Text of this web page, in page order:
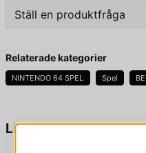
Liknande produkter
Ställ en produktfråga
Fråga oss något om
Namn
Relaterade kategorier
NINTENDO 64 SPEL Spel